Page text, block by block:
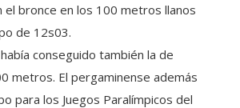
el bronce en los 100 metros llanos
de 12s03.
conseguido también la de
metros. El pergaminense además
para los Juegos Paralímpicos del